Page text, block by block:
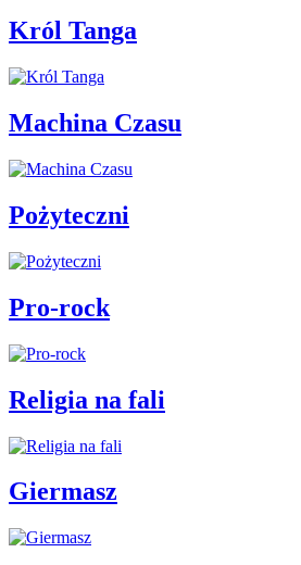
Król Tanga
Machina Czasu
Pożyteczni
Pro-rock
Religia na fali
Giermasz